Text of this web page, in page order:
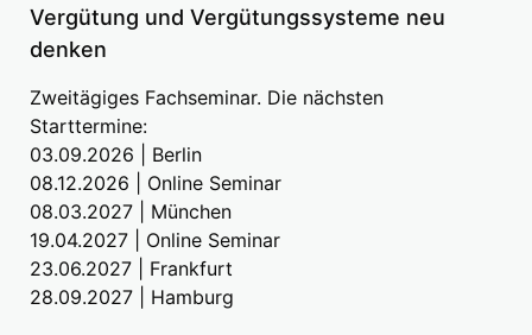
Vergütung und Vergütungssysteme neu
denken
Zweitägiges Fachseminar. Die nächsten
Starttermine:
03.09.2026 | Berlin
08.12.2026 | Online Seminar
08.03.2027 | München
19.04.2027 | Online Seminar
23.06.2027 | Frankfurt
28.09.2027 | Hamburg